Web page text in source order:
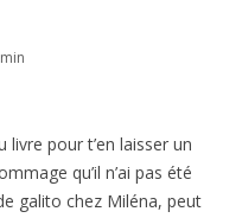
pour t’en laisser un
qu’il n’ai pas été
galito chez Miléna, peut